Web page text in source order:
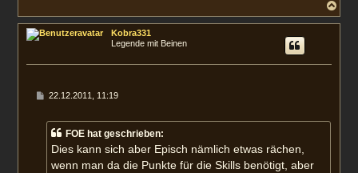
a
c
Kobra331
Legende mit Beinen
B
t
22.12.2011, 11:19
FOE hat geschrieben:
Dies kann sich aber Episch nämlich etwas rächen,
wenn man da die Punkte für die Skills benötigt, aber